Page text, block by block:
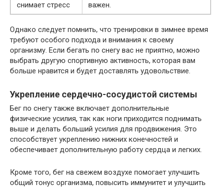
снимает стресс
важен.
Однако следует помнить, что тренировки в зимнее время
требуют особого подхода и внимания к своему
организму. Если бегать по снегу вас не приятно, можно
выбрать другую спортивную активность, которая вам
больше нравится и будет доставлять удовольствие.
Укрепление сердечно-сосудистой системы
Бег по снегу также включает дополнительные
физические усилия, так как ноги приходится поднимать
выше и делать больший усилия для продвижения. Это
способствует укреплению нижних конечностей и
обеспечивает дополнительную работу сердца и легких.
Кроме того, бег на свежем воздухе помогает улучшить
общий тонус организма, повысить иммунитет и улучшить